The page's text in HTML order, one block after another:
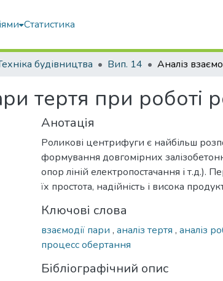
Статистика
будівництва Вип. 14
тертя при
Анотація
Роликові центрифуги є найбільш
формування довгомірних
опор ліній електропостачання і т.д.).
їх простота, надійність і висока
Ключові слова
взаємодії пари , аналіз тертя , аналіз
процесс обертання
Бібліографічний опис